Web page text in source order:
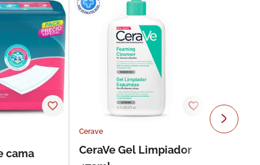
cama
Cerave
CeraVe Gel Limpiador